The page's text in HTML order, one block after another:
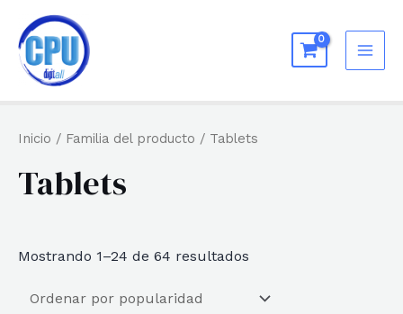
contenido
Inicio / Familia del producto / Tablets
Tablets
Mostrando 1–24 de 64 resultados